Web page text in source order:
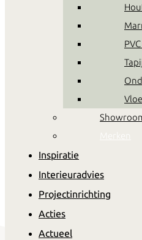
Merken
Inspiratie
Interieuradvies
Projectinrichting
Acties
Actueel